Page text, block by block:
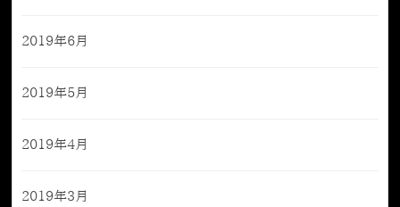
2019年6月
2019年5月
2019年4月
2019年3月